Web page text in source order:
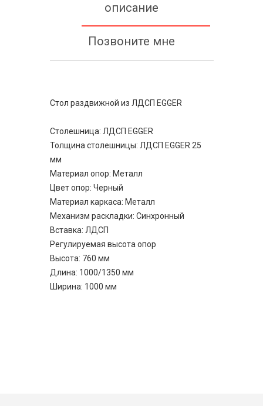
описание
Позвоните мне
Стол раздвижной из ЛДСП EGGER
Столешница: ЛДСП EGGER
Толщина столешницы: ЛДСП EGGER 25
мм
Материал опор: Металл
Цвет опор: Черный
Материал каркаса: Металл
Механизм раскладки: Синхронный
Вставка: ЛДСП
Регулируемая высота опор
Высота: 760 мм
Длина: 1000/1350 мм
Ширина: 1000 мм